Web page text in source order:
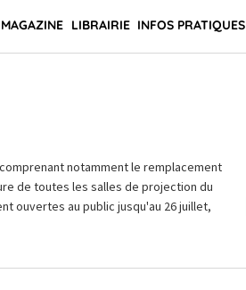
MAGAZINE LIBRAIRIE INFOS PRATIQUES
comprenant notamment le remplacement
de toutes les salles de projection du
ouvertes au public jusqu'au 26 juillet,